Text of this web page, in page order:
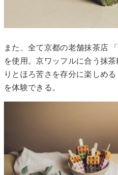
また、全て京都の老舗抹茶店
を使用。京ワッフルに合う抹
りとほろ苦さを存分に楽しめ
を体験できる。